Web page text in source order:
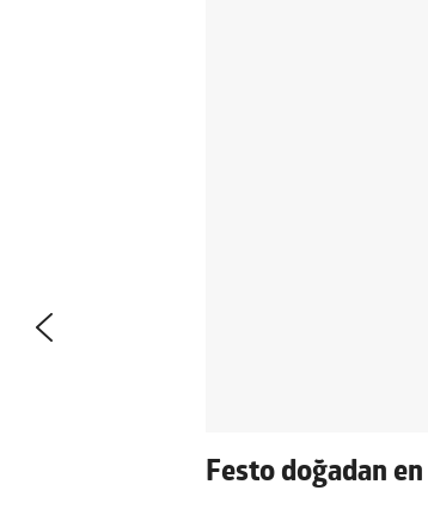
Festo doğadan